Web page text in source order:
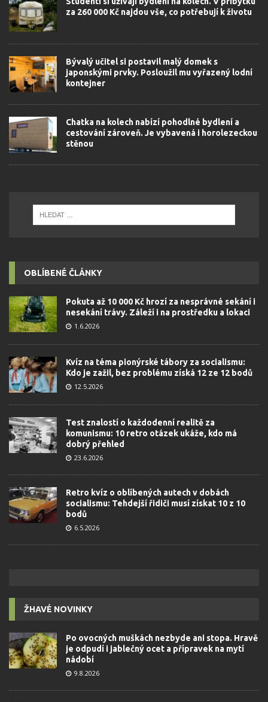
za 260 000 Kč najdou vše, co potřebují k životu
Bývalý učitel si postavil malý domek s
japonskými prvky. Posloužil mu vyřazený lodní
kontejner
Chatka na kolech nabízí pohodlné bydlení a
cestování zároveň. Je vybavená i horolezeckou
stěnou
OBLÍBENÉ ČLÁNKY
Pokuta až 10 000 Kč hrozí za nesprávné sekání i
nesekání trávy. Záleží i na prostředku a lokaci
1.6.2026
Kvíz na téma pionýrské tábory za socialismu:
Kdo je zažil, bez problému získá 12 ze 12 bodů
12.5.2026
Test znalostí o každodenní realitě za
komunismu: 10 retro otázek ukáže, kdo má
dobrý přehled
23.6.2026
Retro kvíz o oblíbených autech v dobách
socialismu: Tehdejší řidiči musí získat 10 z 10
bodů
6.5.2026
ŽHAVÉ NOVINKY
Po ovocných muškách nezbyde ani stopa. Hravě
je odpudí i jablečný ocet a přípravek na mytí
nádobí
9.8.2026